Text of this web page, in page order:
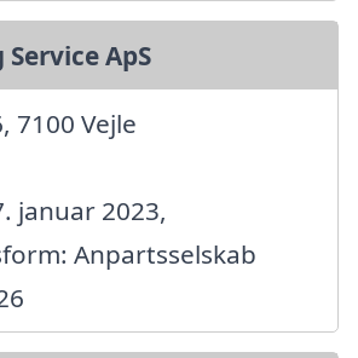
ApS
7100 Vejle
januar 2023,
Anpartsselskab